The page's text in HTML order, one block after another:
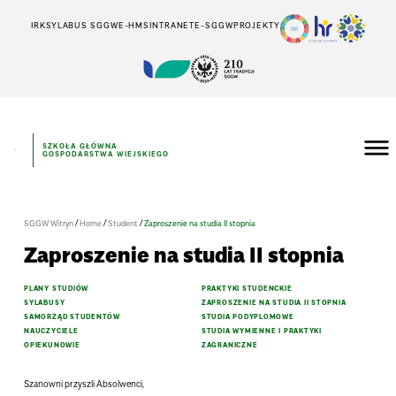
IRKSYLABUS SGGWE-HMSINTRANETE-SGGWPROJEKTY
SZKOŁA GŁÓWNA
GOSPODARSTWA WIEJSKIEGO
SGGW Witryn/Home/Student /Zaproszenie na studia II stopnia
Zaproszenie na studia II stopnia
PLANY STUDIÓW
SYLABUSY
SAMORZĄD STUDENTÓW
NAUCZYCIELE
OPIEKUNOWIE
PRAKTYKI STUDENCKIE
ZAPROSZENIE NA STUDIA II STOPNIA
STUDIA PODYPLOMOWE
STUDIA WYMIENNE I PRAKTYKI
ZAGRANICZNE
Szanowni przyszli Absolwenci,